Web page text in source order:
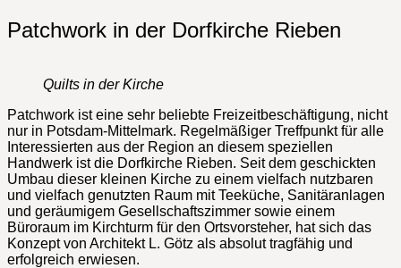
Patchwork in der Dorfkirche Rieben
Quilts in der Kirche
Patchwork ist eine sehr beliebte Freizeitbeschäftigung, nicht
nur in Potsdam-Mittelmark. Regelmäßiger Treffpunkt für alle
Interessierten aus der Region an diesem speziellen
Handwerk ist die Dorfkirche Rieben. Seit dem geschickten
Umbau dieser kleinen Kirche zu einem vielfach nutzbaren
und vielfach genutzten Raum mit Teeküche, Sanitäranlagen
und geräumigem Gesellschaftszimmer sowie einem
Büroraum im Kirchturm für den Ortsvorsteher, hat sich das
Konzept von Architekt L. Götz als absolut tragfähig und
erfolgreich erwiesen.